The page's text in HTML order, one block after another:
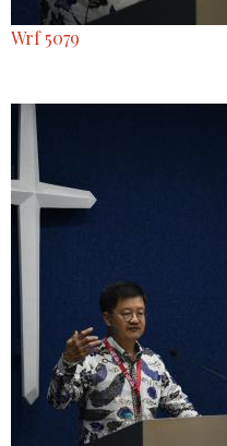
Wrf 5079